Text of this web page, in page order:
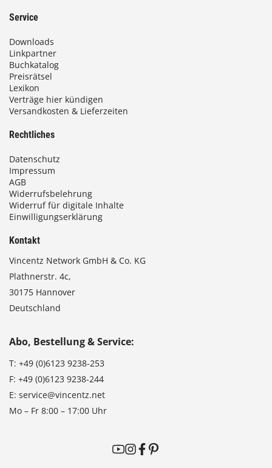
Service
Downloads
Linkpartner
Buchkatalog
Preisrätsel
Lexikon
Verträge hier kündigen
Versandkosten & Lieferzeiten
Rechtliches
Datenschutz
Impressum
AGB
Widerrufsbelehrung
Widerruf für digitale Inhalte
Einwilligungserklärung
Kontakt
Vincentz Network GmbH & Co. KG
Plathnerstr. 4c,
30175 Hannover
Deutschland
Abo, Bestellung & Service:
T: +49 (0)6123 9238-253
F: +49 (0)6123 9238-244
E: service@vincentz.net
Mo – Fr 8:00 – 17:00 Uhr